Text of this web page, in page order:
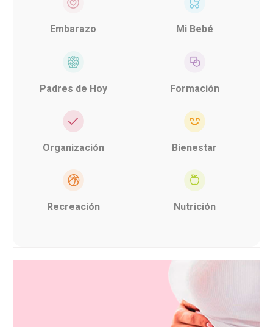
Embarazo Mi Bebé
Padres de Hoy Formación
Organización Bienestar
Recreación Nutrición